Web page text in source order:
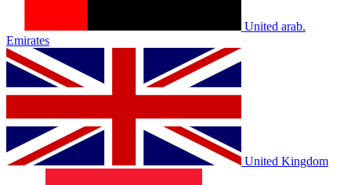
United arab.
Emirates
United Kingdom